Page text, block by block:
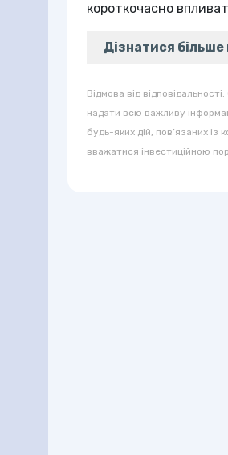
короткочасно
Дізнатися
Відмова від
надати всю важливу
будь-яких дій, пов’язаних із
вважатися інвестиційною